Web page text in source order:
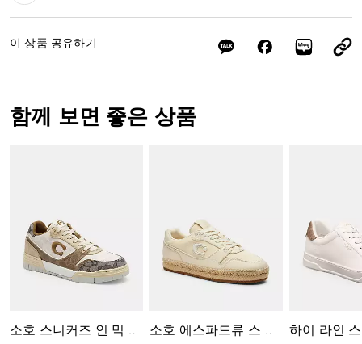
이 상품 공유하기
함께 보면 좋은 상품
소호 스니커즈 인 믹스드 시그니처 소호 에스파드류 스니커즈 하이 라인